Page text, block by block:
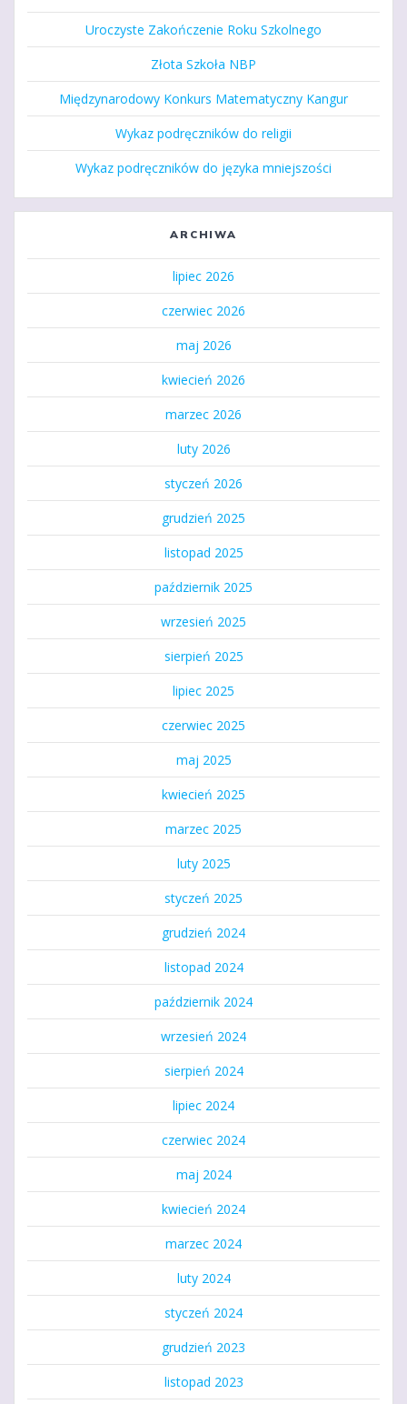
Uroczyste Zakończenie Roku Szkolnego
Złota Szkoła NBP
Międzynarodowy Konkurs Matematyczny Kangur
Wykaz podręczników do religii
Wykaz podręczników do języka mniejszości
ARCHIWA
lipiec 2026
czerwiec 2026
maj 2026
kwiecień 2026
marzec 2026
luty 2026
styczeń 2026
grudzień 2025
listopad 2025
październik 2025
wrzesień 2025
sierpień 2025
lipiec 2025
czerwiec 2025
maj 2025
kwiecień 2025
marzec 2025
luty 2025
styczeń 2025
grudzień 2024
listopad 2024
październik 2024
wrzesień 2024
sierpień 2024
lipiec 2024
czerwiec 2024
maj 2024
kwiecień 2024
marzec 2024
luty 2024
styczeń 2024
grudzień 2023
listopad 2023